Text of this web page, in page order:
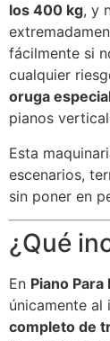
los 400 kg, y
fácilmente si
cualquier
oruga
pianos
Esta
escenarios,
sin poner en
¿Qué
En Piano
únicamente al
completo de